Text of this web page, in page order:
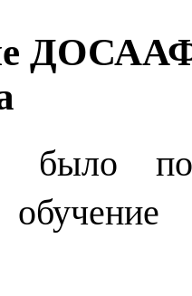
было